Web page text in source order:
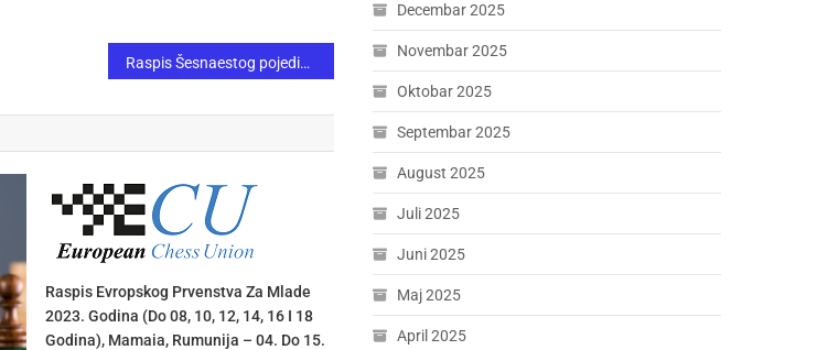
Raspis Šesnaestog pojedinačnog otvorenog muškog i ženskog seniorskog rapid prvenstva FBiH za 2022.godinu
Raspis Evropskog Prvenstva Za Mlade
2023. Godina (do 08, 10, 12, 14, 16 I 18
Godina), Mamaia, Rumunija – 04. Do 15.
Decembar 2025
Novembar 2025
Oktobar 2025
Septembar 2025
August 2025
Juli 2025
Juni 2025
Maj 2025
April 2025